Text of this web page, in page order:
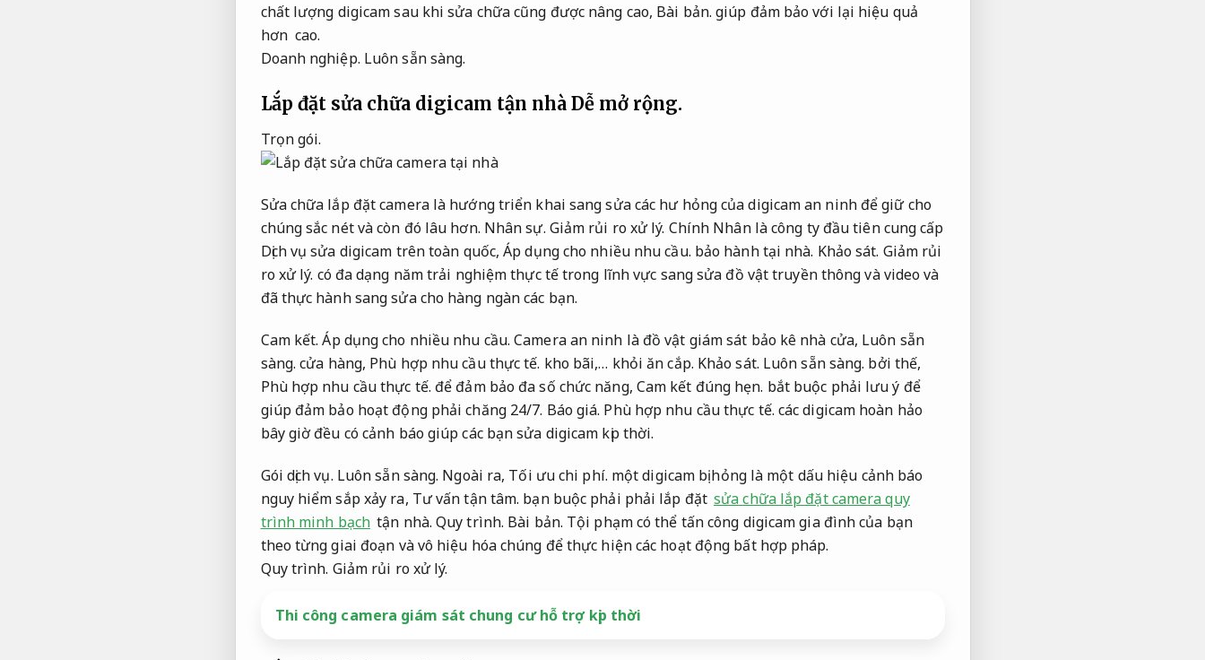
chất lượng digicam sau khi sửa chữa cũng được nâng cao, Bài bản. giúp đảm bảo với lại hiệu quả
hơn cao.
Doanh nghiệp. Luôn sẵn sàng.
Lắp đặt sửa chữa digicam tận nhà Dễ mở rộng.
Trọn gói.
Sửa chữa lắp đặt camera là hướng triển khai sang sửa các hư hỏng của digicam an ninh để giữ cho
chúng sắc nét và còn đó lâu hơn. Nhân sự. Giảm rủi ro xử lý. Chính Nhân là công ty đầu tiên cung cấp
Dịch vụ sửa digicam trên toàn quốc,Áp dụng cho nhiều nhu cầu. bảo hành tại nhà. Khảo sát. Giảm rủi
ro xử lý. có đa dạng năm trải nghiệm thực tế trong lĩnh vực sang sửa đồ vật truyền thông và video và
đã thực hành sang sửa cho hàng ngàn các bạn.
Cam kết. Áp dụng cho nhiều nhu cầu. Camera an ninh là đồ vật giám sát bảo kê nhà cửa, Luôn sẵn
sàng. cửa hàng, Phù hợp nhu cầu thực tế. kho bãi,… khỏi ăn cắp. Khảo sát. Luôn sẵn sàng. bởi thế,
Phù hợp nhu cầu thực tế. để đảm bảo đa số chức năng, Cam kết đúng hẹn. bắt buộc phải lưu ý để
giúp đảm bảo hoạt động phải chăng 24/7. Báo giá. Phù hợp nhu cầu thực tế. các digicam hoàn hảo
bây giờ đều có cảnh báo giúp các bạn sửa digicam kịp thời.
Gói dịch vụ. Luôn sẵn sàng. Ngoài ra, Tối ưu chi phí. một digicam bị hỏng là một dấu hiệu cảnh báo
nguy hiểm sắp xảy ra, Tư vấn tận tâm. bạn buộc phải phải lắp đặt sửa chữa lắp đặt camera quy
trình minh bạch tận nhà. Quy trình. Bài bản. Tội phạm có thể tấn công digicam gia đình của bạn
theo từng giai đoạn và vô hiệu hóa chúng để thực hiện các hoạt động bất hợp pháp.
Quy trình. Giảm rủi ro xử lý.
Thi công camera giám sát chung cư hỗ trợ kịp thời